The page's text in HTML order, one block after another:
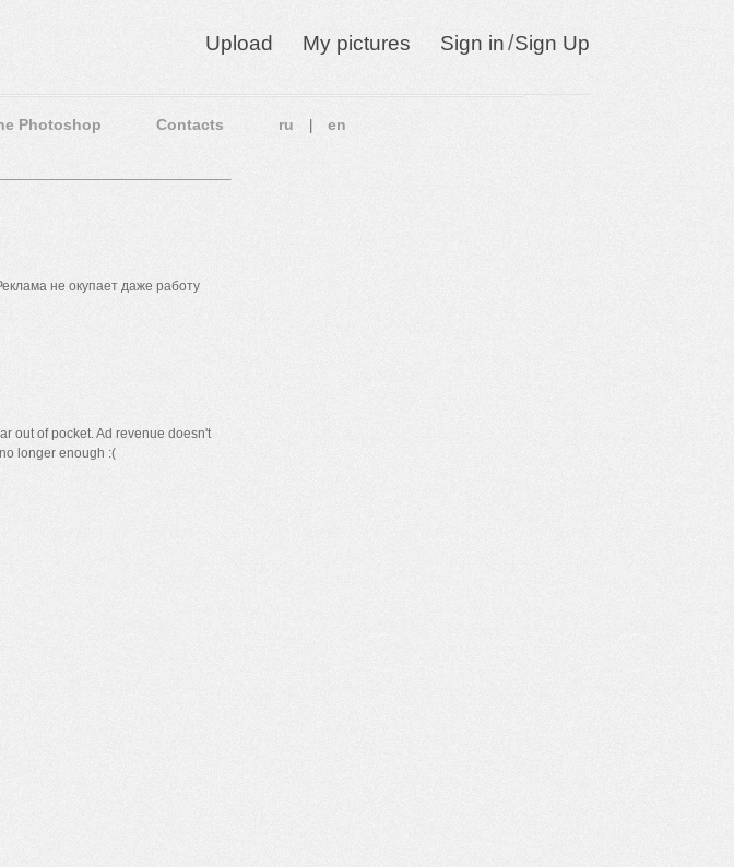
Upload My pictures Sign in/Sign Up
Photoshop Contacts ru en
не окупает даже работу
out of pocket. Ad revenue doesn't
longer enough :(